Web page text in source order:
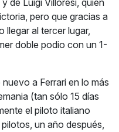
de Luigi Villoresi, quien
pero que gracias a
llegar al tercer lugar,
doble podio con un 1-
a Ferrari en lo más
(tan sólo 15 días
el piloto italiano
un año después,